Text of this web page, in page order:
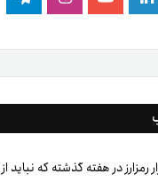
لینکدینیوتیوباینستاگرام
تلگرام